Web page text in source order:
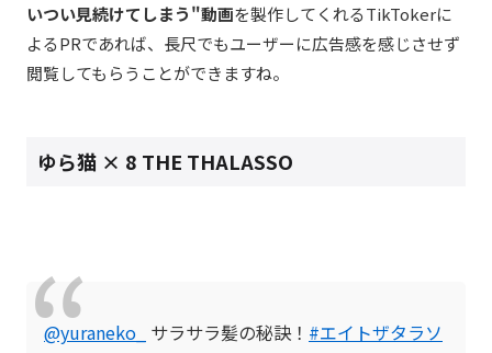
いつい見続けてしまう"動画を製作してくれるTikTokerに
よるPRであれば、長尺でもユーザーに広告感を感じさせず
閲覧してもらうことができますね。
ゆら猫 × 8 THE THALASSO
@yuraneko_ サラサラ髪の秘訣！ #エイトザタラソ